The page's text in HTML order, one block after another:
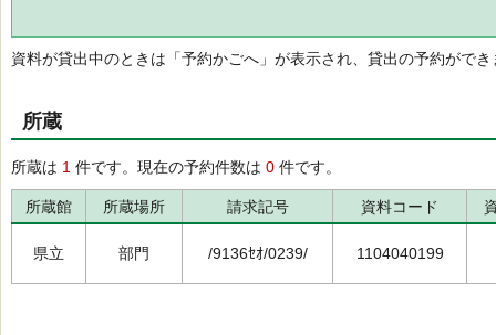
資料が貸出中のときは「予約かごへ」が表示され、貸出の予約ができ
所蔵
所蔵は 1 件です。現在の予約件数は 0 件です。
所蔵館 所蔵場所 請求記号 資料コード
県立 部門 /9136ｾｵ/0239/ 1104040199